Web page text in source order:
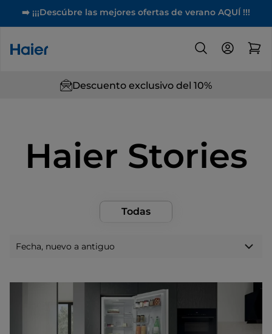
➡️ ¡¡¡Descúbre las mejores ofertas de verano AQUÍ !!!
Descuento exclusivo del 10%
Haier Stories
Todas